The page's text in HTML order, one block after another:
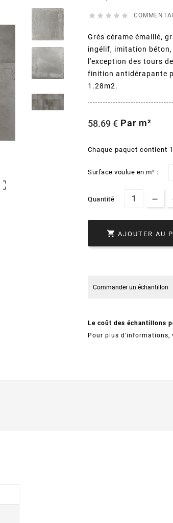
    
Grès cérame émaillé,
ingélif, imitation
l'exception des tours
finition antidérapante
1.28m2.
58.69 € Par m²
Chaque paquet contient
Surface voulue en m² :
Quantité
 AJOUTER AU
Commander un échantillon
Le coût des échantillons
Pour plus d'informations,